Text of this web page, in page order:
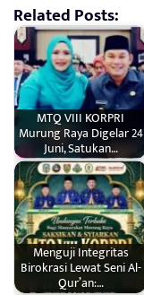
Related Posts:
MTQ VIII KORPRI
Murung Raya Digelar 24
Juni, Satukan…
Menguji Integritas
Birokrasi Lewat Seni Al-
Qur’an:…